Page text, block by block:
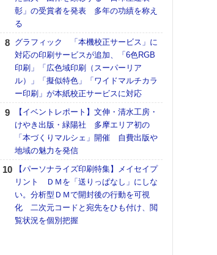
彰」の受賞者を発表 多年の功績を称え
る
グラフィック 「本機校正サービス」に
対応の印刷サービスが追加、「6色RGB
印刷」「広色域印刷（スーパーリア
ル）」「擬似特色」「ワイドマルチカラ
ー印刷」が本紙校正サービスに対応
【イベントレポート】文伸・清水工房・
けやき出版・緑陽社 多摩エリア初の
「本づくりマルシェ」開催 自費出版や
地域の魅力を発信
【パーソナライズ印刷特集】メイセイプ
リント ＤＭを「送りっぱなし」にしな
い。分析型ＤＭで開封後の行動を可視
化 二次元コードと宛先をひも付け、閲
覧状況を個別把握